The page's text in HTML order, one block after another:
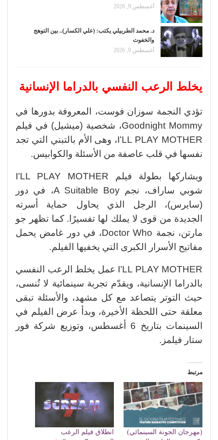
أغسطس 9, 2026
د. محمد الطربيلي يكتب: (علي الكسار).. بين التوهج
والخفوت
أغسطس 9, 2026
يخلط الرعب النفسي بالدراما الإنسانية
تؤدي النجمة سوزان فوست، المعروفة بدورها في
Goodnight Mommy، شخصية (ميشيل) في فيلم
I’LL PLAY MOTHER، وهى الأم بالتبني التي تجد
نفسها في قلب عاصفة من الأسئلة والكوابيس.
ويشاركها بطولة فيلم I’LL PLAY MOTHER
شوبي ساراف، نجم A Suitable Boy، في دور
(سايرس)، الرجل الذي يحاول حماية أسرته
الجديدة من قوى لا يملك لها تفسيرًا. كما تظهر جو
مارتن، نجمة Doctor Who، في دور غامض يحمل
مفاتيح الأسرار الكبرى التي يخفيها الفيلم.
I’LL PLAY MOTHER عمل يخلط الرعب النفسي
بالدراما الإنسانية، ويقدّم تجربة سينمائية لا تُنسى،
حيث التوتر يتصاعد مع كل مشهد، والأسئلة تبقى
معلقة حتى اللحظة الأخيرة، وبدأ عرض الفيلم في
السينمات بتاريخ 6 أغسطس، وتوزيع شركة فور
ستار فيلمز.
مرتبط
(مهرجان الجونة السينمائي)
انطلاق فيلم الرعب